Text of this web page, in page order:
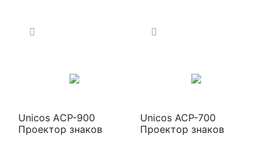
Unicos AСР-900
Проектор знаков
Unicos ACP-700
Проектор знаков